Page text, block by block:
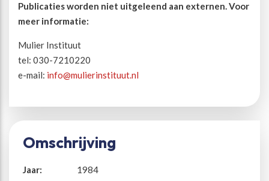
Publicaties worden niet uitgeleend aan externen. Voor
meer informatie:
Mulier Instituut
tel: 030-7210220
e-mail: info@mulierinstituut.nl
Omschrijving
Jaar:
1984